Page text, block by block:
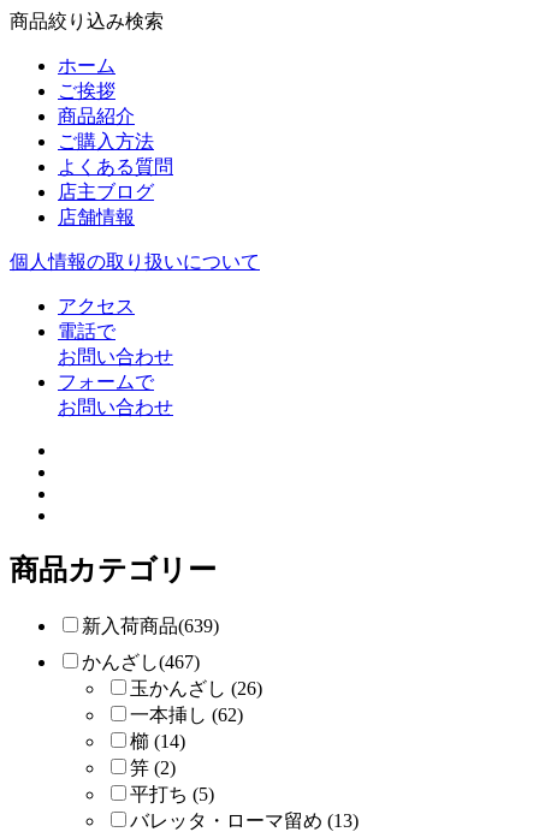
商品絞り込み検索
ホーム
ご挨拶
商品紹介
ご購入方法
よくある質問
店主ブログ
店舗情報
個人情報の取り扱いについて
アクセス
電話で
お問い合わせ
フォームで
お問い合わせ
商品カテゴリー
新入荷商品(639)
かんざし(467)
玉かんざし (26)
一本挿し (62)
櫛 (14)
笄 (2)
平打ち (5)
バレッタ・ローマ留め (13)